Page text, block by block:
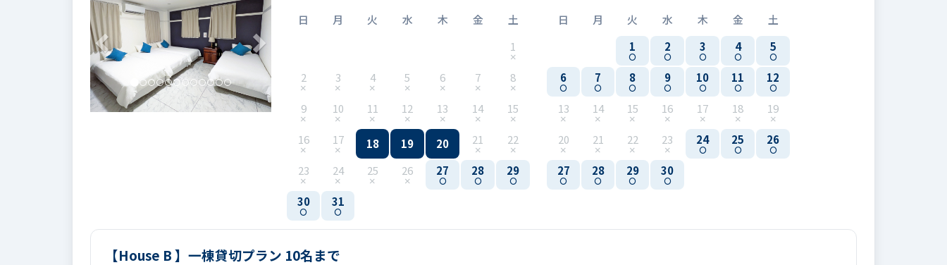
日 月 火 水 木 金
土
1
2 3 4 5 6 7 8
9 10 11 12 13 14 15
16 17 18 19 20 21 22
23 24 25 26 27 28 29
30 31
日 月 火 水 木 金
土
1
2 3 4 5
6 7 8 9 10 11 12
13 14 15 16 17 18 19
20 21 22 23 24 25 26
27 28 29 30
【House B 】一棟貸切プラン 10名まで